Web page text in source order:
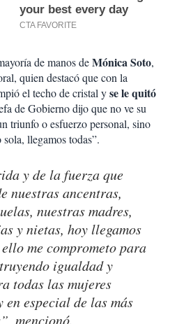
de manos deMónica Soto,
quien destacó que con la
el techo de cristal yse le quitó
de Gobierno dijo que no ve su
triunfo o esfuerzo personal, sino
llegamos todas”.
y de la fuerza que
nuestras ancentras,
nuestras madres,
y nietas, hoy llegamos
me comprometo para
igualdad y
todas las mujeres
en especial de las más
mencionó.